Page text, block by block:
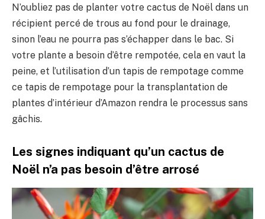
N’oubliez pas de planter votre cactus de Noël dans un
récipient percé de trous au fond pour le drainage,
sinon l’eau ne pourra pas s’échapper dans le bac. Si
votre plante a besoin d’être rempotée, cela en vaut la
peine, et l’utilisation d’un tapis de rempotage comme
ce tapis de rempotage pour la transplantation de
plantes d’intérieur d’Amazon rendra le processus sans
gâchis.
Les signes indiquant qu’un cactus de
Noël n’a pas besoin d’être arrosé